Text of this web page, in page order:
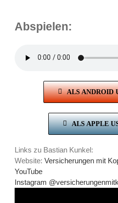
Abspielen:
ALS ANDROID
ALS APPLE
Links zu Bastian Kunkel:
Website: Versicherungen mit
YouTube
Instagram